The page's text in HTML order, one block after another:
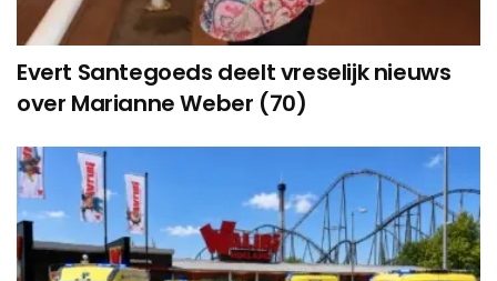
Evert Santegoeds deelt vreselijk nieuws
over Marianne Weber (70)